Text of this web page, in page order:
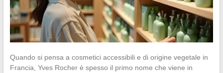
Quando si pensa a cosmetici accessibili e di origine vegetale in
Francia, Yves Rocher è spesso il primo nome che viene in